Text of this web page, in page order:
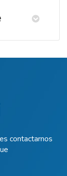
contactarnos